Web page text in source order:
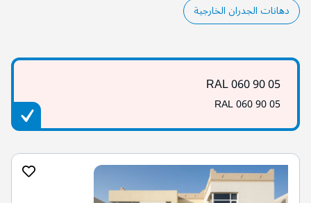
دهانات الجدران الخارجية
RAL 060 90 05
RAL 060 90 05